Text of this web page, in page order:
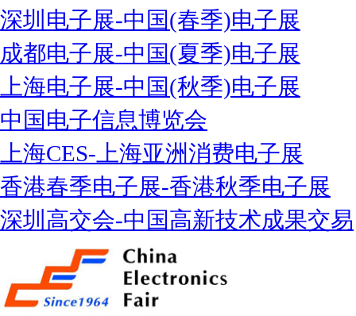
深圳电子展-中国(春季)电子展
成都电子展-中国(夏季)电子展
上海电子展-中国(秋季)电子展
中国电子信息博览会
上海CES-上海亚洲消费电子展
香港春季电子展-香港秋季电子展
深圳高交会-中国高新技术成果交易